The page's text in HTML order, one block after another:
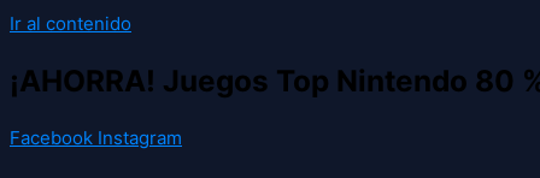
Ir al contenido
¡AHORRA! Juegos Top Nintendo 80
Facebook Instagram